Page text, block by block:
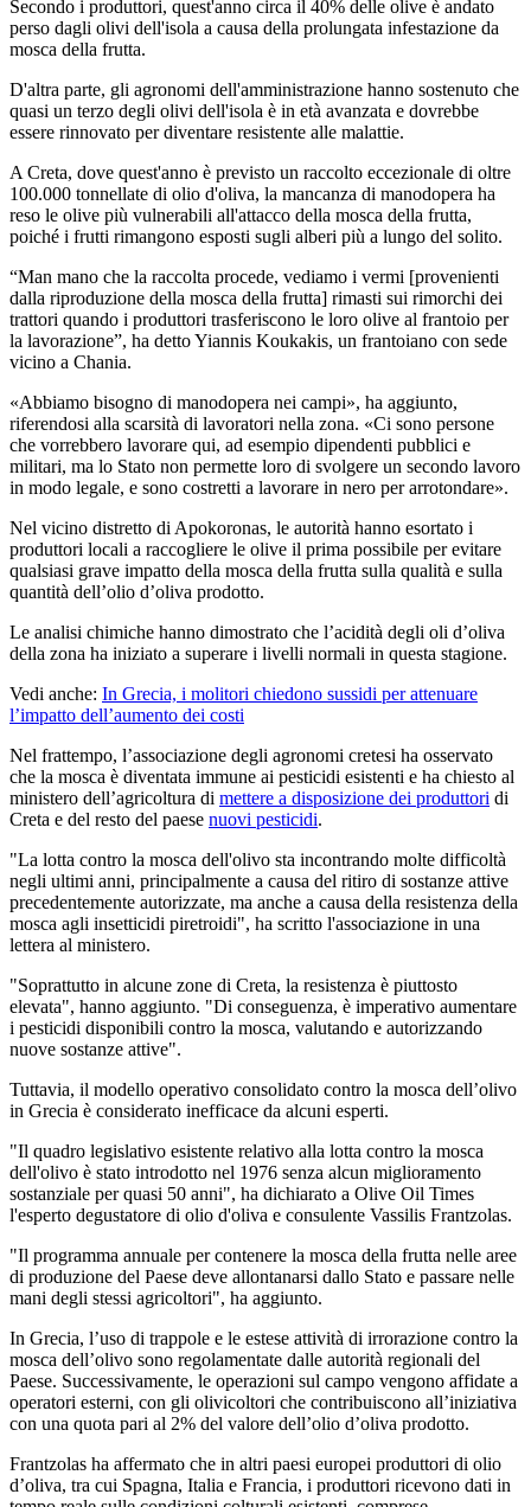
Secondo i produttori, quest'anno circa il 40% delle olive è andato
perso dagli olivi dell'isola a causa della prolungata infestazione da
mosca della frutta.
D'altra parte, gli agronomi dell'amministrazione hanno sostenuto che
quasi un terzo degli olivi dell'isola è in età avanzata e dovrebbe
essere rinnovato per diventare resistente alle malattie.
A Creta, dove quest'anno è previsto un raccolto eccezionale di oltre
100.000 tonnellate di olio d'oliva, la mancanza di manodopera ha
reso le olive più vulnerabili all'attacco della mosca della frutta,
poiché i frutti rimangono esposti sugli alberi più a lungo del solito.
“Man mano che la raccolta procede, vediamo i vermi [provenienti
dalla riproduzione della mosca della frutta] rimasti sui rimorchi dei
trattori quando i produttori trasferiscono le loro olive al frantoio per
la lavorazione”, ha detto Yiannis Koukakis, un frantoiano con sede
vicino a Chania.
«Abbiamo bisogno di manodopera nei campi», ha aggiunto,
riferendosi alla scarsità di lavoratori nella zona. «Ci sono persone
che vorrebbero lavorare qui, ad esempio dipendenti pubblici e
militari, ma lo Stato non permette loro di svolgere un secondo lavoro
in modo legale, e sono costretti a lavorare in nero per arrotondare».
Nel vicino distretto di Apokoronas, le autorità hanno esortato i
produttori locali a raccogliere le olive il prima possibile per evitare
qualsiasi grave impatto della mosca della frutta sulla qualità e sulla
quantità dell’olio d’oliva prodotto.
Le analisi chimiche hanno dimostrato che l’acidità degli oli d’oliva
della zona ha iniziato a superare i livelli normali in questa stagione.
Vedi anche: In Grecia, i molitori chiedono sussidi per attenuare
l’impatto dell’aumento dei costi
Nel frattempo, l’associazione degli agronomi cretesi ha osservato
che la mosca è diventata immune ai pesticidi esistenti e ha chiesto al
ministero dell’agricoltura di mettere a disposizione dei produttori di
Creta e del resto del paese nuovi pesticidi.
"La lotta contro la mosca dell'olivo sta incontrando molte difficoltà
negli ultimi anni, principalmente a causa del ritiro di sostanze attive
precedentemente autorizzate, ma anche a causa della resistenza della
mosca agli insetticidi piretroidi", ha scritto l'associazione in una
lettera al ministero.
"Soprattutto in alcune zone di Creta, la resistenza è piuttosto
elevata", hanno aggiunto. "Di conseguenza, è imperativo aumentare
i pesticidi disponibili contro la mosca, valutando e autorizzando
nuove sostanze attive".
Tuttavia, il modello operativo consolidato contro la mosca dell’olivo
in Grecia è considerato inefficace da alcuni esperti.
"Il quadro legislativo esistente relativo alla lotta contro la mosca
dell'olivo è stato introdotto nel 1976 senza alcun miglioramento
sostanziale per quasi 50 anni", ha dichiarato a Olive Oil Times
l'esperto degustatore di olio d'oliva e consulente Vassilis Frantzolas.
"Il programma annuale per contenere la mosca della frutta nelle aree
di produzione del Paese deve allontanarsi dallo Stato e passare nelle
mani degli stessi agricoltori", ha aggiunto.
In Grecia, l’uso di trappole e le estese attività di irrorazione contro la
mosca dell’olivo sono regolamentate dalle autorità regionali del
Paese. Successivamente, le operazioni sul campo vengono affidate a
operatori esterni, con gli olivicoltori che contribuiscono all’iniziativa
con una quota pari al 2% del valore dell’olio d’oliva prodotto.
Frantzolas ha affermato che in altri paesi europei produttori di olio
d’oliva, tra cui Spagna, Italia e Francia, i produttori ricevono dati in